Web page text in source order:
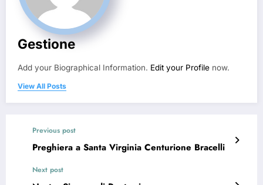
Gestione
Add your Biographical Information. Edit your Profile now.
View All Posts
Previous post
Preghiera a Santa Virginia Centurione Bracelli
Next post